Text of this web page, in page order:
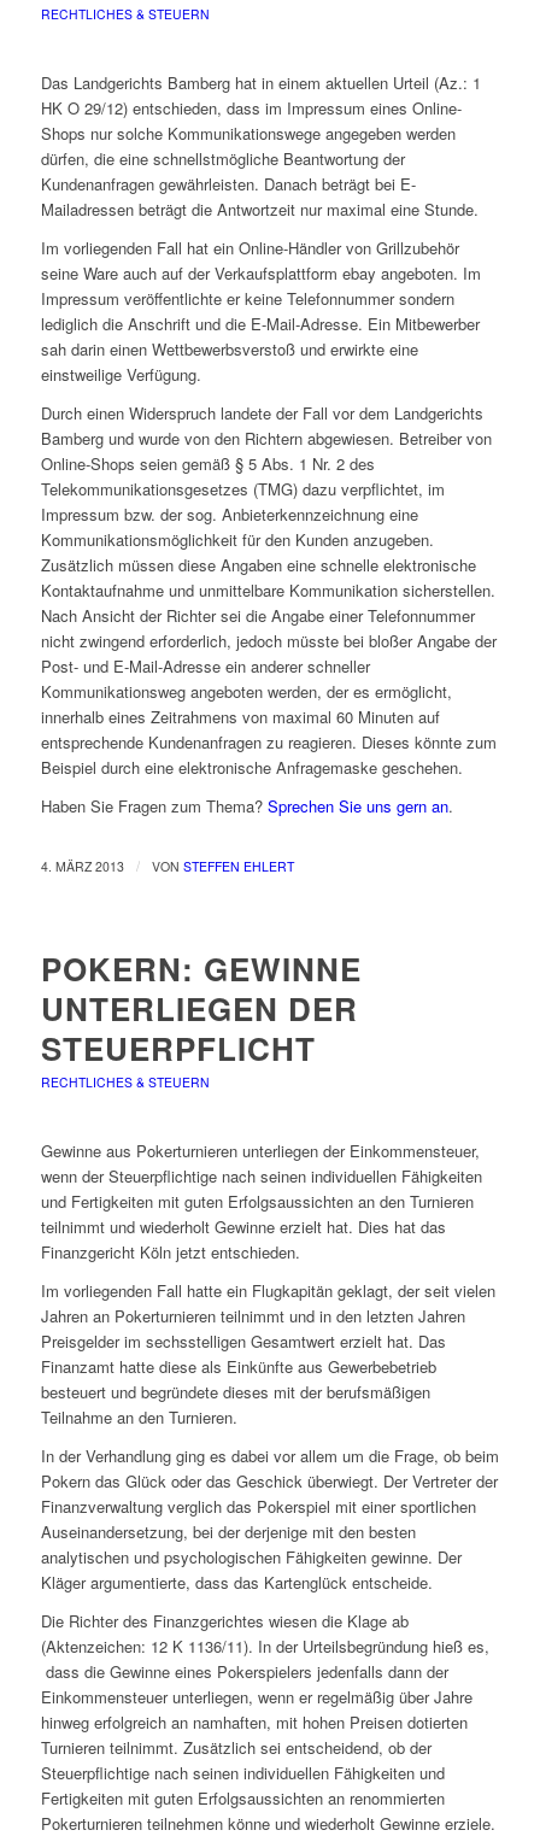
RECHTLICHES & STEUERN
Das Landgerichts Bamberg hat in einem aktuellen Urteil (Az.: 1
HK O 29/12) entschieden, dass im Impressum eines Online-
Shops nur solche Kommunikationswege angegeben werden
dürfen, die eine schnellstmögliche Beantwortung der
Kundenanfragen gewährleisten. Danach beträgt bei E-
Mailadressen beträgt die Antwortzeit nur maximal eine Stunde.
Im vorliegenden Fall hat ein Online-Händler von Grillzubehör
seine Ware auch auf der Verkaufsplattform ebay angeboten. Im
Impressum veröffentlichte er keine Telefonnummer sondern
lediglich die Anschrift und die E-Mail-Adresse. Ein Mitbewerber
sah darin einen Wettbewerbsverstoß und erwirkte eine
einstweilige Verfügung.
Durch einen Widerspruch landete der Fall vor dem Landgerichts
Bamberg und wurde von den Richtern abgewiesen. Betreiber von
Online-Shops seien gemäß § 5 Abs. 1 Nr. 2 des
Telekommunikationsgesetzes (TMG) dazu verpflichtet, im
Impressum bzw. der sog. Anbieterkennzeichnung eine
Kommunikationsmöglichkeit für den Kunden anzugeben.
Zusätzlich müssen diese Angaben eine schnelle elektronische
Kontaktaufnahme und unmittelbare Kommunikation sicherstellen.
Nach Ansicht der Richter sei die Angabe einer Telefonnummer
nicht zwingend erforderlich, jedoch müsste bei bloßer Angabe der
Post- und E-Mail-Adresse ein anderer schneller
Kommunikationsweg angeboten werden, der es ermöglicht,
innerhalb eines Zeitrahmens von maximal 60 Minuten auf
entsprechende Kundenanfragen zu reagieren. Dieses könnte zum
Beispiel durch eine elektronische Anfragemaske geschehen.
Haben Sie Fragen zum Thema? Sprechen Sie uns gern an.
4. MÄRZ 2013 / VON STEFFEN EHLERT
POKERN: GEWINNE
UNTERLIEGEN DER
STEUERPFLICHT
RECHTLICHES & STEUERN
Gewinne aus Pokerturnieren unterliegen der Einkommensteuer,
wenn der Steuerpflichtige nach seinen individuellen Fähigkeiten
und Fertigkeiten mit guten Erfolgsaussichten an den Turnieren
teilnimmt und wiederholt Gewinne erzielt hat. Dies hat das
Finanzgericht Köln jetzt entschieden.
Im vorliegenden Fall hatte ein Flugkapitän geklagt, der seit vielen
Jahren an Pokerturnieren teilnimmt und in den letzten Jahren
Preisgelder im sechsstelligen Gesamtwert erzielt hat. Das
Finanzamt hatte diese als Einkünfte aus Gewerbebetrieb
besteuert und begründete dieses mit der berufsmäßigen
Teilnahme an den Turnieren.
In der Verhandlung ging es dabei vor allem um die Frage, ob beim
Pokern das Glück oder das Geschick überwiegt. Der Vertreter der
Finanzverwaltung verglich das Pokerspiel mit einer sportlichen
Auseinandersetzung, bei der derjenige mit den besten
analytischen und psychologischen Fähigkeiten gewinne. Der
Kläger argumentierte, dass das Kartenglück entscheide.
Die Richter des Finanzgerichtes wiesen die Klage ab
(Aktenzeichen: 12 K 1136/11). In der Urteilsbegründung hieß es,
dass die Gewinne eines Pokerspielers jedenfalls dann der
Einkommensteuer unterliegen, wenn er regelmäßig über Jahre
hinweg erfolgreich an namhaften, mit hohen Preisen dotierten
Turnieren teilnimmt. Zusätzlich sei entscheidend, ob der
Steuerpflichtige nach seinen individuellen Fähigkeiten und
Fertigkeiten mit guten Erfolgsaussichten an renommierten
Pokerturnieren teilnehmen könne und wiederholt Gewinne erziele.